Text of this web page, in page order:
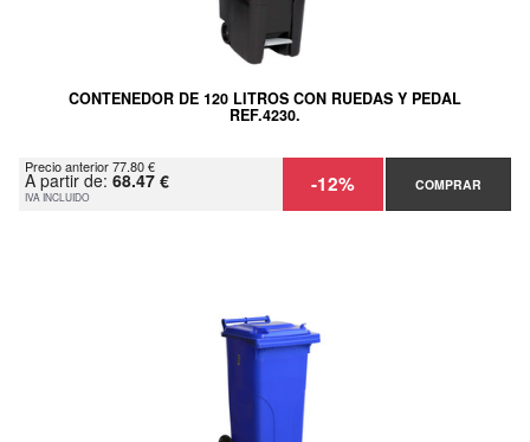
CONTENEDOR DE 120 LITROS CON RUEDAS Y PEDAL
REF.4230.
Precio anterior 77.80 €
A partir de: 68.47 €
IVA INCLUIDO -12% COMPRAR